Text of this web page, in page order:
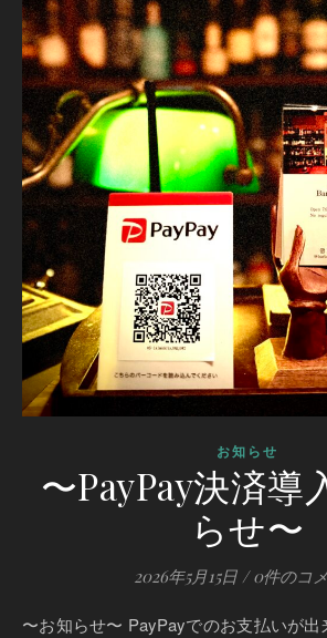
お知らせ
〜PayPay決済導
らせ〜
2026年5月15日 / 0件のコ
〜お知らせ〜 PayPayでのお支払いが出来るようになりまし